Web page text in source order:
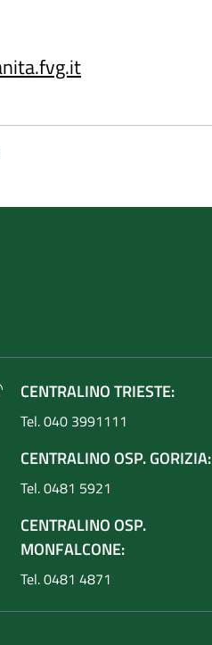
CENTRALINO TRIESTE:
Tel. 040 3991111
CENTRALINO OSP. GORIZIA:
Tel. 0481 5921
CENTRALINO OSP.
MONFALCONE:
Tel. 0481 4871